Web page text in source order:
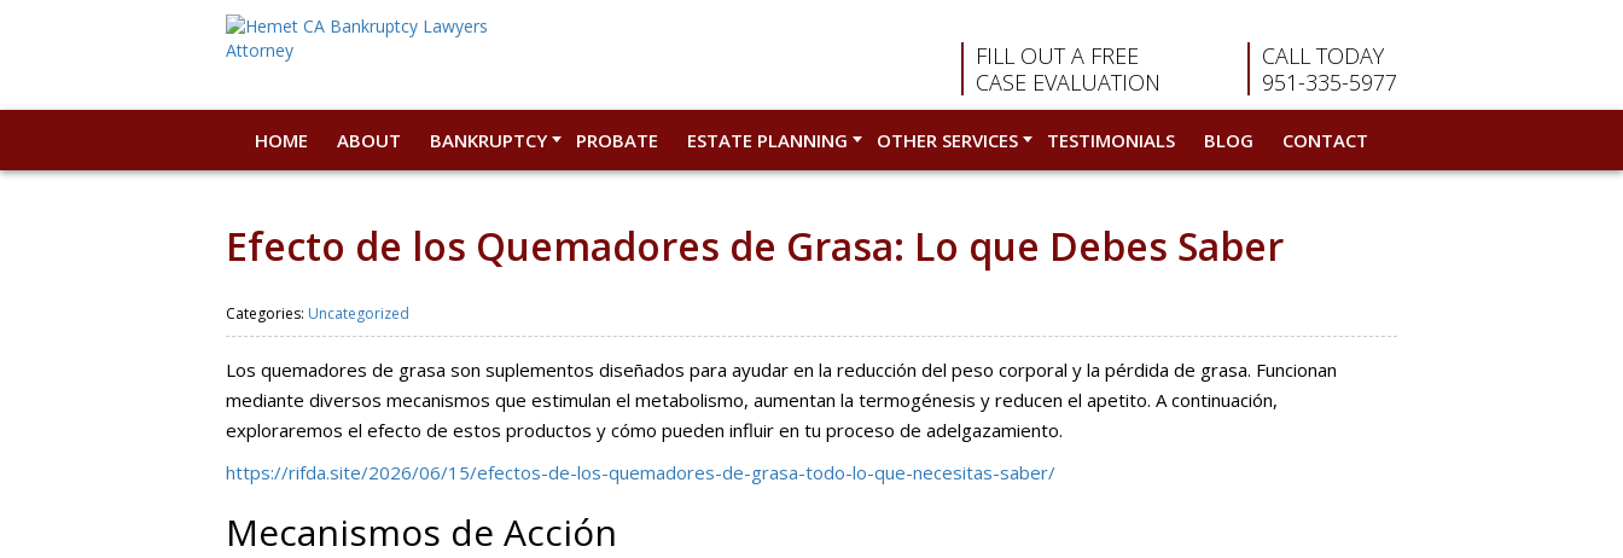
FILL OUT A FREE
CASE EVALUATION
CALL TODAY
951-335-5977
HOME ABOUT BANKRUPTCY PROBATE ESTATE PLANNING OTHER SERVICES TESTIMONIALS BLOG CONTACT
Efecto de los Quemadores de Grasa: Lo que Debes Saber
Categories: Uncategorized
Los quemadores de grasa son suplementos diseñados para ayudar en la reducción del peso corporal y la pérdida de grasa. Funcionan
mediante diversos mecanismos que estimulan el metabolismo, aumentan la termogénesis y reducen el apetito. A continuación,
exploraremos el efecto de estos productos y cómo pueden influir en tu proceso de adelgazamiento.
https://rifda.site/2026/06/15/efectos-de-los-quemadores-de-grasa-todo-lo-que-necesitas-saber/
Mecanismos de Acción